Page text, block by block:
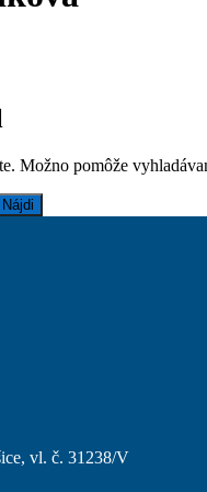
Možno pomôže
vl. č. 31238/V